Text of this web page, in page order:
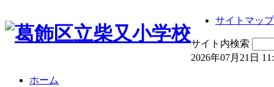
サイトマップ
サイト内検索
2026年07月21日
ホーム